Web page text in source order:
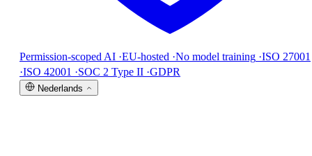
Permission-scoped AI ·EU-hosted ·No model training ·ISO 27001
·ISO 42001 ·SOC 2 Type II ·GDPR
Nederlands